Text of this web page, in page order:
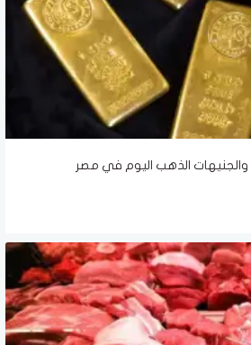
والجنيهات الذهب اليوم في مصر